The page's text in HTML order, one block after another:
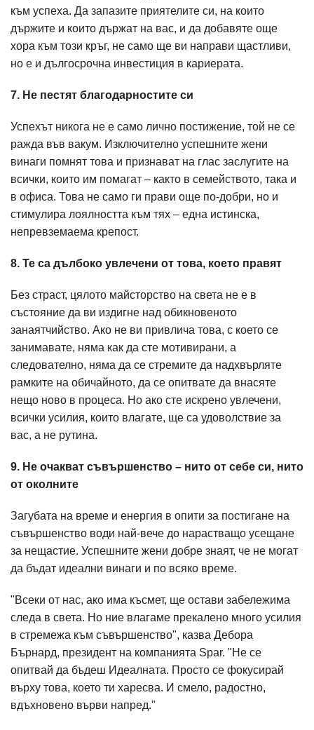
към успеха. Да запазите приятелите си, на които
държите и които държат на вас, и да добавяте още
хора към този кръг, не само ще ви направи щастливи,
но е и дългосрочна инвестиция в кариерата.
7. Не пестят благодарностите си
Успехът никога не е само лично постижение, той не се
ражда във вакум. Изключително успешните жени
винаги помнят това и признават на глас заслугите на
всички, които им помагат – както в семейството, така и
в офиса. Това не само ги прави още по-добри, но и
стимулира лоялността към тях – една истинска,
непревземаема крепост.
8. Те са дълбоко увлечени от това, което правят
Без страст, цялото майсторство на света не е в
състояние да ви издигне над обикновеното
занаятчийство. Ако не ви привлича това, с което се
занимавате, няма как да сте мотивирани, а
следователно, няма да се стремите да надхвърляте
рамките на обичайното, да се опитвате да внасяте
нещо ново в процеса. Но ако сте искрено увлечени,
всички усилия, които влагате, ще са удоволствие за
вас, а не рутина.
9. Не очакват съвършенство – нито от себе си, нито
от околните
Загубата на време и енергия в опити за постигане на
съвършенство води най-вече до нарастващо усещане
за нещастие. Успешните жени добре знаят, че не могат
да бъдат идеални винаги и по всяко време.
"Всеки от нас, ако има късмет, ще остави забележима
следа в света. Но ние влагаме прекалено много усилия
в стремежа към съвършенство", казва Дебора
Бърнард, президент на компанията Spar. "Не се
опитвай да бъдеш Идеалната. Просто се фокусирай
върху това, което ти харесва. И смело, радостно,
вдъхновено върви напред."